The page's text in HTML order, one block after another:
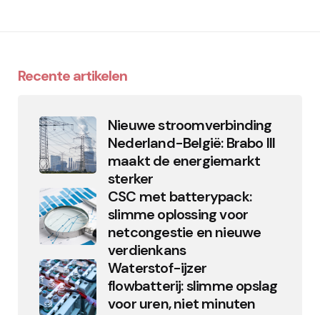
Recente artikelen
Nieuwe stroomverbinding
Nederland-België: Brabo III
maakt de energiemarkt
sterker
CSC met batterypack:
slimme oplossing voor
netcongestie en nieuwe
verdienkans
Waterstof-ijzer
flowbatterij: slimme opslag
voor uren, niet minuten